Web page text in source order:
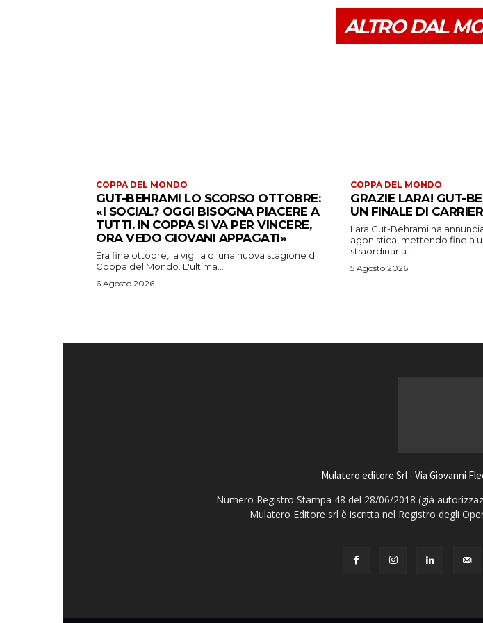
ALTRO DAL
COPPA DEL MONDO
GUT-BEHRAMI LO SCORSO OTTOBRE:
«I SOCIAL? OGGI BISOGNA PIACERE A
TUTTI. IN COPPA SI VA PER VINCERE,
ORA VEDO GIOVANI APPAGATI»
Era fine ottobre, la vigilia di una nuova stagione di
Coppa del Mondo. L'ultima...
6 Agosto 2026
COPPA DEL MONDO
GRAZIE LARA! GUT-
UN FINALE DI
Lara Gut-Behrami ha
agonistica, mettendo fine a
straordinaria...
5 Agosto 2026
Mulatero editore Srl - Via Giovanni
Numero Registro Stampa 48 del 28/06/2018 (già
Mulatero Editore srl è iscritta nel Registro degli